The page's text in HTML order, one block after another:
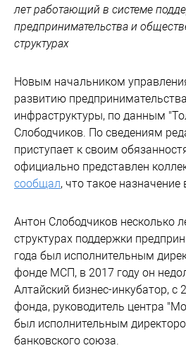
лет работающий в системе
предпринимательства и
структурах
Новым начальником
развитию
инфраструктуры, по данным
Слободчиков. По сведениям
приступает к своим
официально представлен
сообщал, что такое
Антон Слободчиков несколько
структурах поддержки
года был исполнительным
фонде МСП, в 2017 году он
Алтайский бизнес-инкубатор, с
фонда, руководитель центра
был исполнительным
банковского союза.